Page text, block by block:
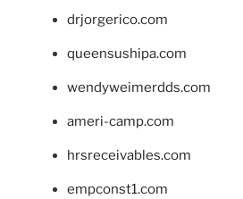
drjorgerico.com
queensushipa.com
wendyweimerdds.com
ameri-camp.com
hrsreceivables.com
empconst1.com